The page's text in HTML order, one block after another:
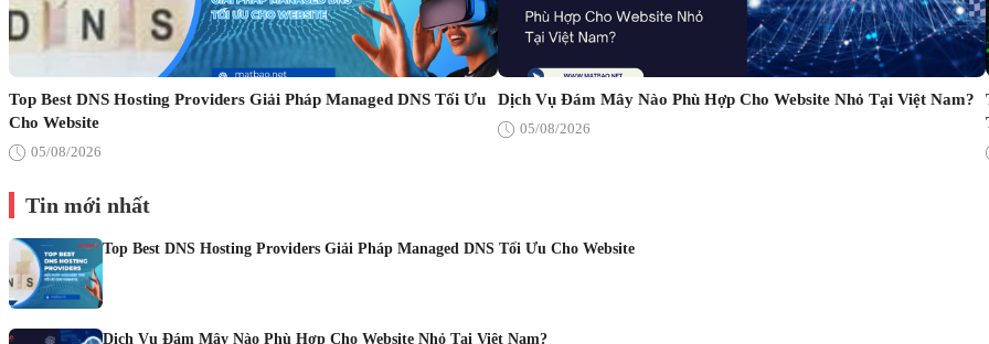
Top Best DNS Hosting Providers Giải Pháp Managed DNS Tối Ưu
Cho Website
05/08/2026
Dịch Vụ Đám Mây Nào Phù Hợp Cho Website Nhỏ Tại Việt Nam?
05/08/2026
Tin mới nhất
Top Best DNS Hosting Providers Giải Pháp Managed DNS Tối Ưu Cho Website
Dịch Vụ Đám Mây Nào Phù Hợp Cho Website Nhỏ Tại Việt Nam?